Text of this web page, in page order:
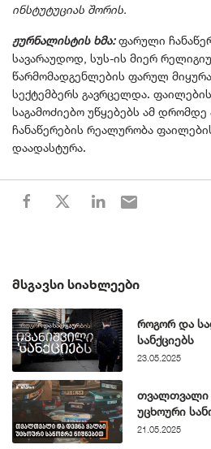
ინსტუტუციას შორის.
ჟურნალისტის ხმა: ფარული
სავარაუდოდ, სუს-ის მიერ
წარმომადგენლების ფარულ
სექტემბერს გავრცელდა.
საგამოძიებო უწყებებს ამ
ჩანაწერების რეალურობა
დაადასტურა.
ᲛᲡᲒᲐᲕᲡᲘ ᲡᲘᲐᲮᲚᲔᲔᲑᲘ
როგორ და
სანქციებს
23.05.2025
თვალთვალი
უცხოური
21.05.2025